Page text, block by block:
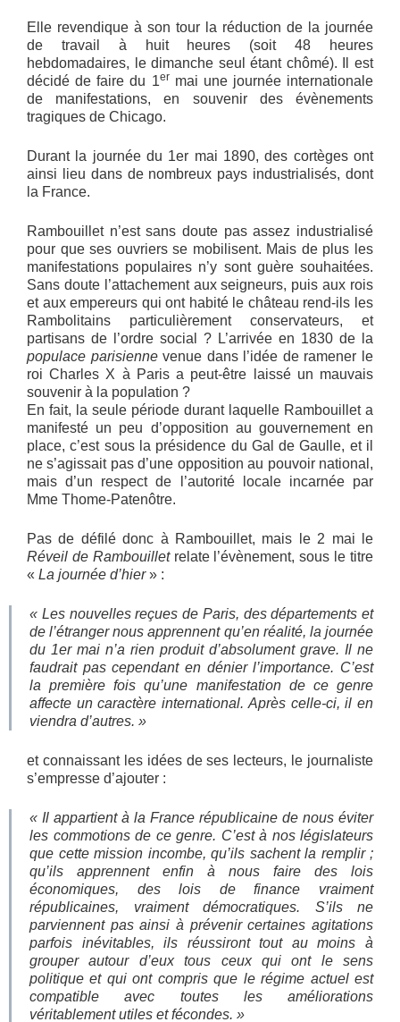
Elle revendique à son tour la réduction de la journée
de travail à huit heures (soit 48 heures
hebdomadaires, le dimanche seul étant chômé). Il est
décidé de faire du 1er mai une journée internationale
de manifestations, en souvenir des évènements
tragiques de Chicago.
Durant la journée du 1er mai 1890, des cortèges ont
ainsi lieu dans de nombreux pays industrialisés, dont
la France.
Rambouillet n’est sans doute pas assez industrialisé
pour que ses ouvriers se mobilisent. Mais de plus les
manifestations populaires n’y sont guère souhaitées.
Sans doute l’attachement aux seigneurs, puis aux rois
et aux empereurs qui ont habité le château rend-ils les
Rambolitains particulièrement conservateurs, et
partisans de l’ordre social ? L’arrivée en 1830 de la
populace parisiennevenue dans l’idée de ramener le
roi Charles X à Paris a peut-être laissé un mauvais
souvenir à la population ?
En fait, la seule période durant laquelle Rambouillet a
manifesté un peu d’opposition au gouvernement en
place, c’est sous la présidence du Gal de Gaulle, et il
ne s’agissait pas d’une opposition au pouvoir national,
mais d’un respect de l’autorité locale incarnée par
Mme Thome-Patenôtre.
Pas de défilé donc à Rambouillet, mais le 2 mai le
Réveil de Rambouillet relate l’évènement, sous le titre
« La journée d’hier» :
« Les nouvelles reçues de Paris, des départements et
de l’étranger nous apprennent qu’en réalité, la journée
du 1er mai n’a rien produit d’absolument grave. Il ne
faudrait pas cependant en dénier l’importance. C’est
la première fois qu’une manifestation de ce genre
affecte un caractère international. Après celle-ci, il en
viendra d’autres. »
et connaissant les idées de ses lecteurs, le journaliste
s’empresse d’ajouter :
« Il appartient à la France républicaine de nous éviter
les commotions de ce genre. C’est à nos législateurs
que cette mission incombe, qu’ils sachent la remplir ;
qu’ils apprennent enfin à nous faire des lois
économiques, des lois de finance vraiment
républicaines, vraiment démocratiques. S’ils ne
parviennent pas ainsi à prévenir certaines agitations
parfois inévitables, ils réussiront tout au moins à
grouper autour d’eux tous ceux qui ont le sens
politique et qui ont compris que le régime actuel est
compatible avec toutes les améliorations
véritablement utiles et fécondes. »